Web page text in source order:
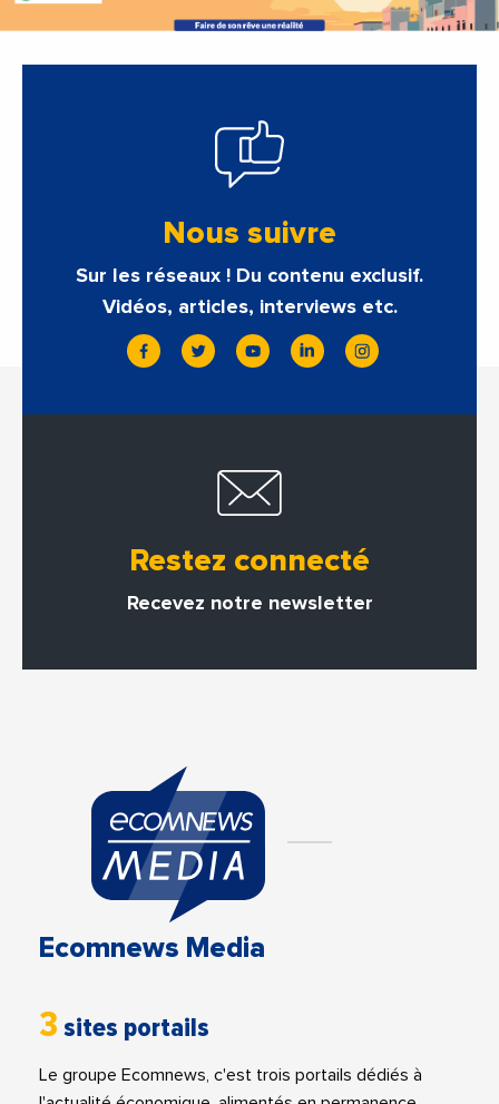
Nous suivre
Sur les réseaux ! Du contenu exclusif.
Vidéos, articles, interviews etc.
Restez connecté
Recevez notre newsletter
Ecomnews Media
3 sites portails
Le groupe Ecomnews, c'est trois portails dédiés à